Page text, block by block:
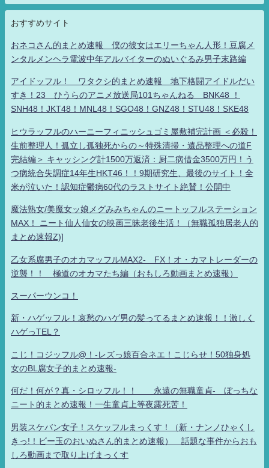
おすすめサイト
おネコさん的まとめ速報 僕の彼女はエリーちゃん人形！豆腐メ
ンタルメンヘラ電波中年アルバイターのぬいぐるみ男子末路編
アイドッフル！ ワタクシ的まとめ速報 地下格闘アイドルだい
すき！23 ひうらのアニメ放送局101ちゃんねる BNK48 ！
SNH48！JKT48！MNL48！SGO48！GNZ48！STU48！SKE48
ヒウラッフルのハーニーフィニッシュゴミ屋敷補完計画 ＜必殺！
生前整理人！孤立し孤独死からの～特殊清掃・遺品整理への道F
完結編＞ キャッシング計1500万返済：厨二病借金3500万円！う
つ病統合失調症14年生HKT46！！9期研究生、最後のサイト！全
米が泣いた！認知症鬱病60代のラストサイト絶賛！公開中
魔法熟女/美魔女ッ娘メグみみちゃんのニートッフルステーション
MAX！ ニート仙人仙女の映画三昧老後生活！（無職孤独居老人的
まとめ速報Z)]
乙女系腐男子のオカマッフルMAX2- FX！オ・カマトレーダーの
逆襲！！ 極道のオカマたち編（おもしろ動画まとめ速報）
スーパーウンコ！
新・ハゲッフル！哀愁のハゲ男の髪ってるまとめ速報！！激しく
ハゲっTEL？
こじ！コジッフル@！-レズっ娘百合ネエ！こじらせ！50独身処
女のBL腐女子的まとめ速報-
何だ！何が？真・シロッフル！！ 永遠の無職童貞- ぼっちな
ニート的まとめ速報！一生童貞上等夜露死苦！
男装スケバン女子！スケッフルまっくす！（新・ナンノひゃくし
きっ!！ビー玉のおいぬさん的まとめ速報） 話題な事件からおも
しろ動画まで取り上げまっくす